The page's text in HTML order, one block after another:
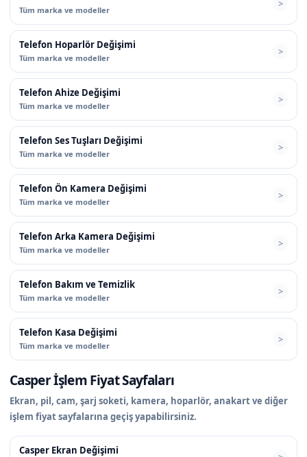
Tüm marka ve modeller
Telefon Hoparlör Değişimi
Tüm marka ve modeller
Telefon Ahize Değişimi
Tüm marka ve modeller
Telefon Ses Tuşları Değişimi
Tüm marka ve modeller
Telefon Ön Kamera Değişimi
Tüm marka ve modeller
Telefon Arka Kamera Değişimi
Tüm marka ve modeller
Telefon Bakım ve Temizlik
Tüm marka ve modeller
Telefon Kasa Değişimi
Tüm marka ve modeller
Casper İşlem Fiyat Sayfaları
Ekran, pil, cam, şarj soketi, kamera, hoparlör, anakart ve diğer
işlem fiyat sayfalarına geçiş yapabilirsiniz.
Casper Ekran Değişimi